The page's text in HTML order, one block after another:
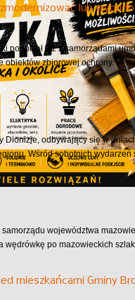
lub
podpisał już z samorządami
zbiorowej ochrony. W
odbywający się w
Wśród sobotnich wydarzeń
województwa
wędrówkę po mazowieckich
mieszkańcami Gminy